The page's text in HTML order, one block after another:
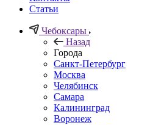
Статьи
Чебоксары
Назад
Города
Санкт-Петербург
Москва
Челябинск
Самара
Калининград
Воронеж